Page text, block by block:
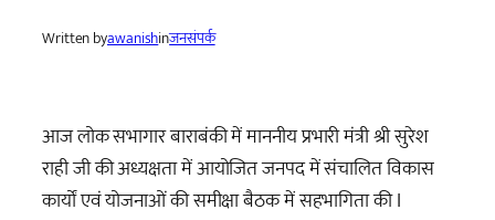
Written byawanishinजनसंपर्क
आज लोक सभागार बाराबंकी में माननीय प्रभारी मंत्री श्री सुरेश
राही जी की अध्यक्षता में आयोजित जनपद में संचालित विकास
कार्यों एवं योजनाओं की समीक्षा बैठक में सहभागिता की I